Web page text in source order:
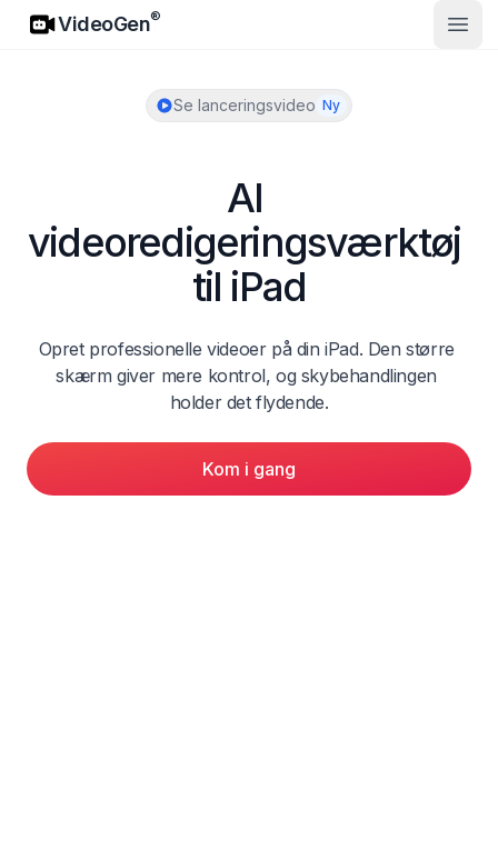
VideoGen
VideoGen®
Åbn
Se lanceringsvideo Ny
AI
videoredigeringsværktøj
til iPad
Opret professionelle videoer på din iPad. Den større
skærm giver mere kontrol, og skybehandlingen
holder det flydende.
Kom i gang